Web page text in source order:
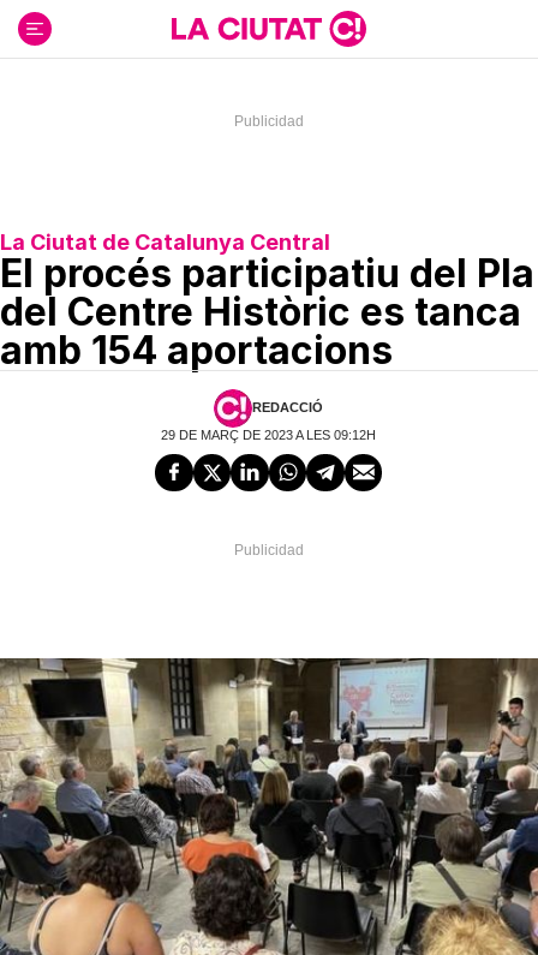
contenido
La Ciutat de Catalunya Central
El procés participatiu del Pla
del Centre Històric es tanca
amb 154 aportacions
REDACCIÓ
29 DE MARÇ DE 2023 A LES 09:12H